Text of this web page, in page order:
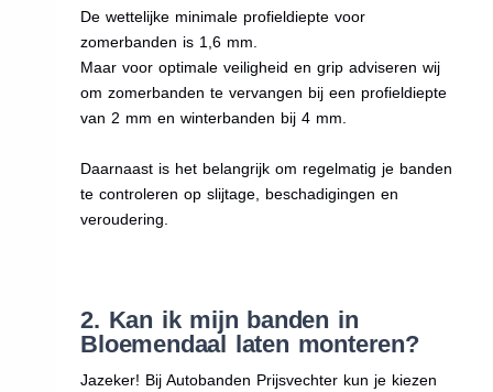
De wettelijke minimale profieldiepte voor
zomerbanden is 1,6 mm.
Maar voor optimale veiligheid en grip adviseren wij
om zomerbanden te vervangen bij een profieldiepte
van 2 mm en winterbanden bij 4 mm.
Daarnaast is het belangrijk om regelmatig je banden
te controleren op slijtage, beschadigingen en
veroudering.
2. Kan ik mijn banden in
Bloemendaal laten monteren?
Jazeker! Bij Autobanden Prijsvechter kun je kiezen